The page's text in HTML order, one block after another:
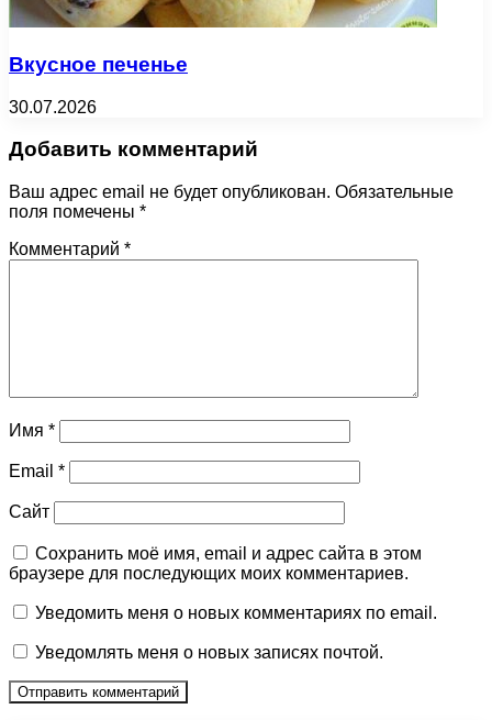
Вкусное печенье
30.07.2026
Добавить комментарий
Ваш адрес email не будет опубликован. Обязательные
поля помечены *
Комментарий *
Имя *
Email *
Сайт
Сохранить моё имя, email и адрес сайта в этом
браузере для последующих моих комментариев.
Уведомить меня о новых комментариях по email.
Уведомлять меня о новых записях почтой.